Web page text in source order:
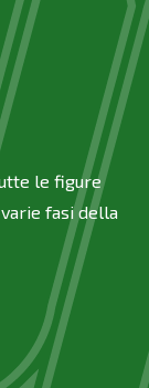
le figure
fasi della